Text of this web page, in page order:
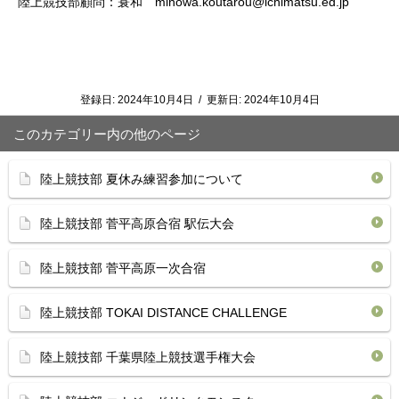
登録日: 2024年10月4日 / 更新日: 2024年10月4日
このカテゴリー内の他のページ
陸上競技部 夏休み練習参加について
陸上競技部 菅平高原合宿 駅伝大会
陸上競技部 菅平高原一次合宿
陸上競技部 TOKAI DISTANCE CHALLENGE
陸上競技部 千葉県陸上競技選手権大会